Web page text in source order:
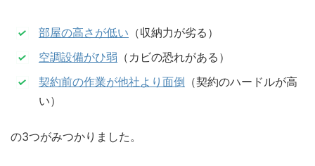
部屋の高さが低い （収納力が劣る）
空調設備がひ弱 （カビの恐れがある）
契約前の作業が他社より面倒 （契約のハードルが高
い）
の3つがみつかりました。